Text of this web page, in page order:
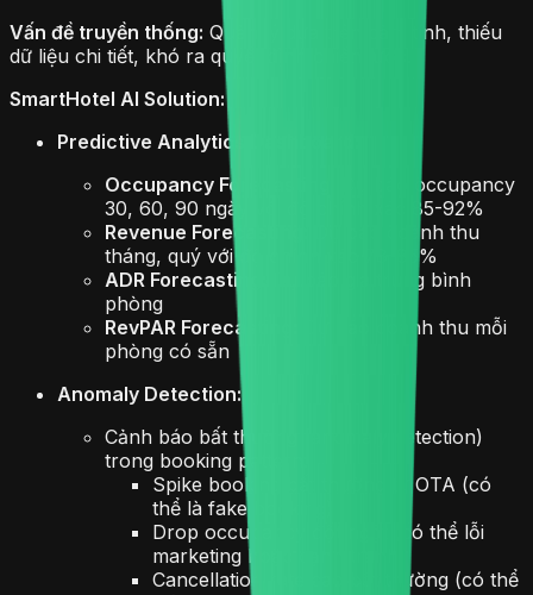
Vấn đề truyền thống: Quản lý dựa trên cảm tính, thiếu
dữ liệu chi tiết, khó ra quyết định chiến lược.
SmartHotel AI Solution:
Predictive Analytics Dashboard:
Occupancy Forecasting:
Dự báo occupancy
30, 60, 90 ngày với độ chính xác 85-92%
Revenue Forecasting:
Dự báo doanh thu
tháng, quý với độ chính xác 78-85%
ADR Forecasting:
Dự báo giá trung bình
phòng
RevPAR Forecasting:
Dự báo doanh thu mỗi
phòng có sẵn
Anomaly Detection:
Cảnh báo bất thường (anomaly detection)
trong booking pattern:
Spike booking bất thường từ OTA (có
thể là fake booking)
Drop occupancy đột ngột (có thể lỗi
marketing hoặc cạnh tranh)
Cancellation rate cao bất thường (có thể